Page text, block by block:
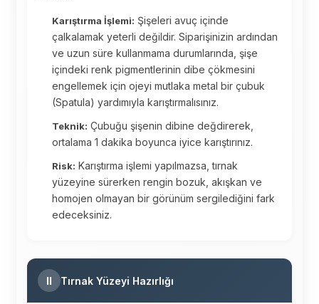
Karıştırma İşlemi: Şişeleri avuç içinde
çalkalamak yeterli değildir. Siparişinizin ardından
ve uzun süre kullanmama durumlarında, şişe
içindeki renk pigmentlerinin dibe çökmesini
engellemek için ojeyi mutlaka metal bir çubuk
(Spatula) yardımıyla karıştırmalısınız.
Teknik: Çubuğu şişenin dibine değdirerek,
ortalama 1 dakika boyunca iyice karıştırınız.
Risk: Karıştırma işlemi yapılmazsa, tırnak
yüzeyine sürerken rengin bozuk, akışkan ve
homojen olmayan bir görünüm sergilediğini fark
edeceksiniz.
II Tırnak Yüzeyi Hazırlığı